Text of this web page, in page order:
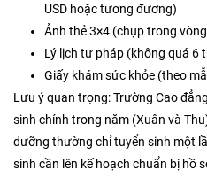
USD hoặc tương đương)
Ảnh thẻ 3×4 (chụp trong
Lý lịch tư pháp (không quá 6
Giấy khám sức khỏe (theo
Lưu ý quan trọng: Trường Cao
sinh chính trong năm (Xuân và
dưỡng thường chỉ tuyển sinh một
sinh cần lên kế hoạch chuẩn bị hồ